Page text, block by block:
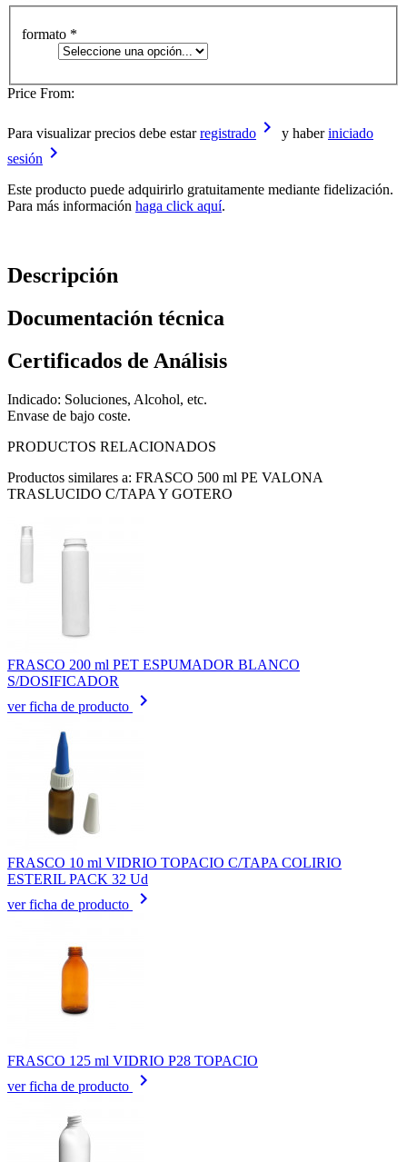
formato *
Price From:
Para visualizar precios debe estarregistrado keyboard_arrow_right y haberiniciado
sesión keyboard_arrow_right
Este producto puede adquirirlo gratuitamente mediante fidelización.
Para más información haga click aquí.
Descripción
Documentación técnica
Certificados de Análisis
Indicado: Soluciones, Alcohol, etc.
Envase de bajo coste.
PRODUCTOS RELACIONADOS
Productos similares a: FRASCO 500 ml PE VALONA
TRASLUCIDO C/TAPA Y GOTERO
FRASCO 200 ml PET ESPUMADOR BLANCO
S/DOSIFICADOR
ver ficha de producto
keyboard_arrow_right
FRASCO 10 ml VIDRIO TOPACIO C/TAPA COLIRIO
ESTERIL PACK 32 Ud
ver ficha de producto
keyboard_arrow_right
FRASCO 125 ml VIDRIO P28 TOPACIO
ver ficha de producto
keyboard_arrow_right